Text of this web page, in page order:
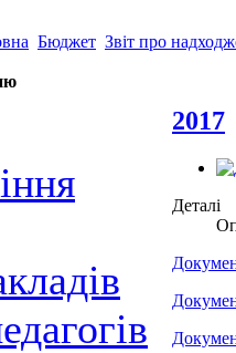
Бюджет Звіт про
2017
Деталі